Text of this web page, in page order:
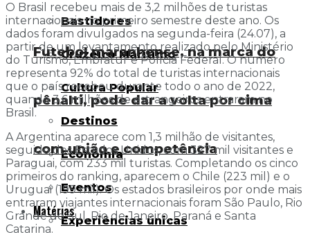
Bastidores
Cruzeiro Marítimo
Cultura Popular
Destinos
Economia
Eventos
Experiências únicas
Futebol maranhense, na marca do
pênalti, pode dar a volta por cima
com união e competência
Matérias
O Brasil recebeu mais de 3,2 milhões de turistas
internacionais no primeiro semestre deste ano. Os
dados foram divulgados na segunda-feira (24.07), a
partir de um levantamento realizado pelo Ministério
do Turismo, Embratur e Polícia Federal. O número
representa 92% do total de turistas internacionais
que o país recebeu durante todo o ano de 2022,
quando 3,6 milhões de estrangeiros entraram no
Brasil.
A Argentina aparece com 1,3 milhão de visitantes,
seguido dos Estados Unidos, com 327 mil visitantes e
Paraguai, com 233 mil turistas. Completando os cinco
primeiros do ranking, aparecem o Chile (223 mil) e o
Uruguai (199 mil). Os estados brasileiros por onde mais
entraram viajantes internacionais foram São Paulo, Rio
Grande do Sul, Rio de Janeiro, Paraná e Santa
Catarina.